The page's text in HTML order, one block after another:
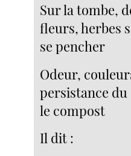
Sur la tombe,
fleurs, herbes
se pencher
Odeur,
persistance du
le compost
Il dit :